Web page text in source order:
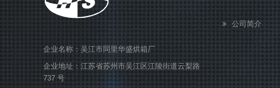
企业名称：吴江市同里华盛烘箱厂
企业地址：江苏省苏州市吴江区江陵街道云梨路
737 号
公司简介